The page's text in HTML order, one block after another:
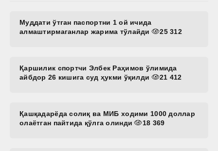
Муддати ўтган паспортни 1 ой ичида
алмаштирмаганлар жарима тўлайди
25 312
Қаршилик спортчи Элбек Раҳимов ўлимида
айбдор 26 кишига суд ҳукми ўқилди
21 412
Қашқадарёда солиқ ва МИБ ходими 1000 доллар
олаётган пайтида қўлга олинди
18 369